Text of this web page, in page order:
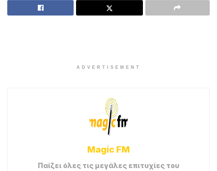
ADVERTISEMENT
Magic FM
Παίζει όλες τις μεγάλες επιτυχίες του